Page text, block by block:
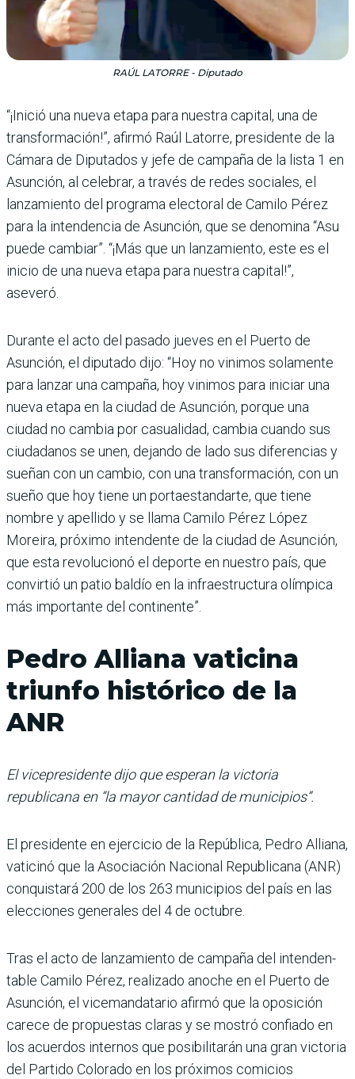
RAÚL LATORRE - Diputado
“¡Inició una nueva etapa para nuestra capital, una de
transformación!”, afirmó Raúl Latorre, presidente de la
Cámara de Diputados y jefe de campaña de la lista 1 en
Asunción, al celebrar, a través de redes sociales, el
lanzamiento del programa electoral de Camilo Pérez
para la intendencia de Asunción, que se denomina “Asu
puede cambiar”. “¡Más que un lanzamiento, este es el
inicio de una nueva etapa para nuestra capital!”,
aseveró.
Durante el acto del pasado jueves en el Puerto de
Asunción, el diputado dijo: “Hoy no vinimos solamente
para lanzar una cam­paña, hoy vinimos para iniciar una
nueva etapa en la ciudad de Asunción, porque una
ciudad no cambia por casualidad, cambia cuando sus
ciudadanos se unen, dejando de lado sus diferencias y
sueñan con un cambio, con una transformación, con un
sueño que hoy tiene un portaestandarte, que tiene
nombre y apellido y se llama Camilo Pérez López
Moreira, próximo intendente de la ciudad de Asunción,
que esta revolucionó el deporte en nuestro país, que
convirtió un patio baldío en la infraestructura olímpica
más importante del continente”.
Pedro Alliana vaticina
triunfo histórico de la
ANR
El vicepresidente dijo que esperan la victoria
republicana en “la mayor cantidad de municipios”.
El presidente en ejercicio de la República, Pedro Alliana,
vaticinó que la Asociación Nacional Republicana (ANR)
conquistará 200 de los 263 municipios del país en las
elecciones generales del 4 de octubre.
Tras el acto de lanzamiento de campaña del intenden­
table Camilo Pérez, reali­zado anoche en el Puerto de
Asunción, el vicemandata­rio afirmó que la oposición
carece de propuestas claras y se mostró confiado en
los acuerdos internos que posi­bilitarán una gran victoria
del Partido Colorado en los próxi­mos comicios